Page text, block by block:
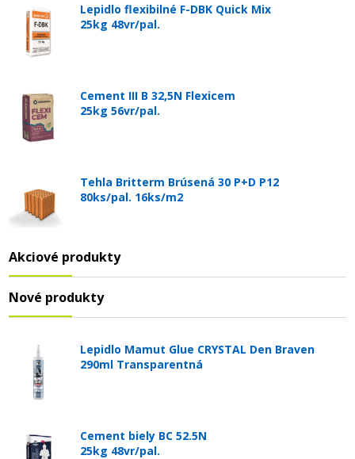
Lepidlo flexibilné F-DBK Quick Mix
25kg 48vr/pal.
Cement III B 32,5N Flexicem
25kg 56vr/pal.
Tehla Britterm Brúsená 30 P+D P12
80ks/pal. 16ks/m2
Akciové produkty
Nové produkty
Lepidlo Mamut Glue CRYSTAL Den Braven
290ml Transparentná
Cement biely BC 52.5N
25kg 48vr/pal.